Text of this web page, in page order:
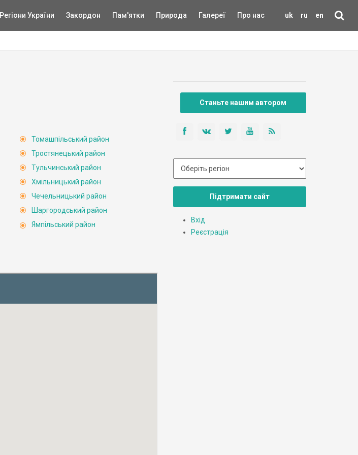
uk ru en
Регіони України Закордон Пам'ятки Природа Галереї Про нас
Томашпільський район
Тростянецький район
Тульчинський район
Хмільницький район
Чечельницький район
Шаргородський район
Ямпільський район
Станьте нашим автором
Підтримати сайт
Вхід
Реєстрація